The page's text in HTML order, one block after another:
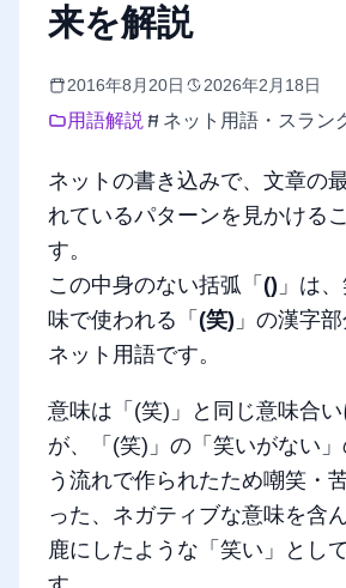
来を解説
2016年8月20日 2026年2月18日
用語解説 ネット用語・スラン
ネットの書き込みで、文章の
れているパターンを見かける
す。
この中身のない括弧「 () 」は
味で使われる「 (笑) 」の漢字
ネット用語です。
意味は「(笑)」と同じ意味合
が、「(笑)」の「笑いがない
う流れで作られたため嘲笑・
った、ネガティブな意味を含
鹿にしたような「笑い」とし